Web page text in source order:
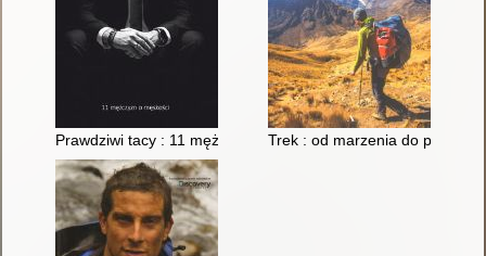
Prawdziwi tacy : 11 mężczyzn o męskościTrek : od marzenia do